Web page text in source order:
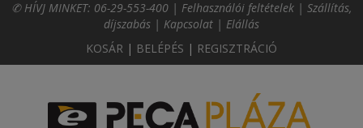
✆ HÍVJ MINKET: 06-29-553-400 | Felhasználói feltételek | Szállítás,
díjszabás | Kapcsolat | Elállás
KOSÁR | BELÉPÉS | REGISZTRÁCIÓ